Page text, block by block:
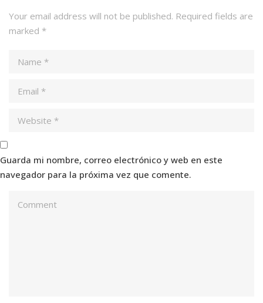
Your email address will not be published. Required fields are
marked *
Guarda mi nombre, correo electrónico y web en este
navegador para la próxima vez que comente.